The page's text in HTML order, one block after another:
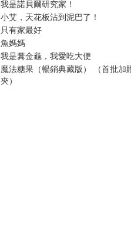
我是諾貝爾研究家！
小艾，天花板沾到泥巴了！
只有家最好
魚媽媽
我是糞金龜，我愛吃大便
魔法糖果（暢銷典藏版） （首批加
夾）